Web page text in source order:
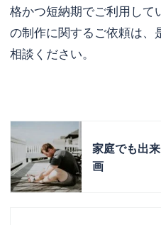
格かつ短納期でご利用し
の制作に関するご依頼は
相談ください。
家庭でも出
画